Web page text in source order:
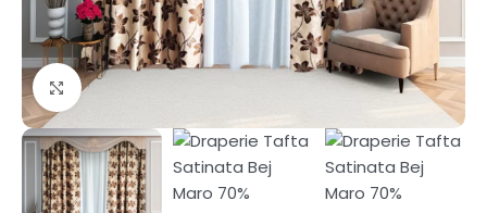
Fă clic pentru a mări